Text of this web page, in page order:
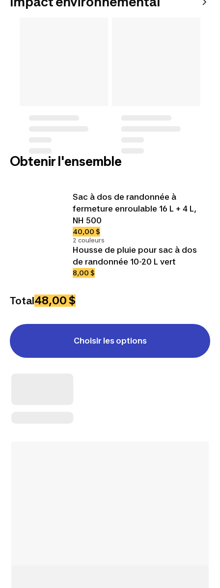
Obtenir l'ensemble
Sac à dos de randonnée à
fermeture enroulable 16 L + 4 L,
NH 500
40,00 $
2 couleurs
Housse de pluie pour sac à dos
de randonnée 10-20 L vert
8,00 $
Total48,00 $
Choisir les options